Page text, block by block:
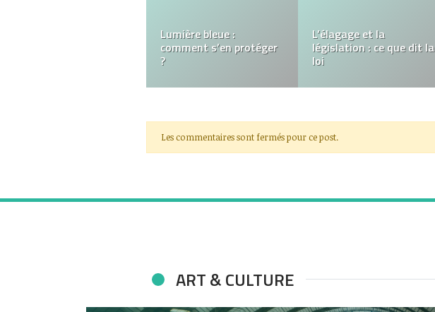
L’Art d’acheter des colis
perdus : Chasser les
trésors cachés
Est-ce légal d’acheter
des followers Instagram
? Le vrai du faux
Les commentaires sont fermés pour ce post.
ART & CULTURE